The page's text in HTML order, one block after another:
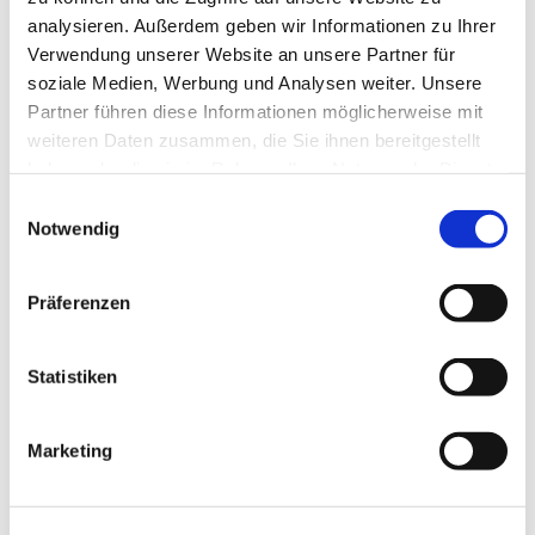
analysieren. Außerdem geben wir Informationen zu Ihrer
Verwendung unserer Website an unsere Partner für
soziale Medien, Werbung und Analysen weiter. Unsere
Partner führen diese Informationen möglicherweise mit
weiteren Daten zusammen, die Sie ihnen bereitgestellt
Notwendig
Präferenzen
Statistiken
Marketing
Leitung Kindertagesstätte St. Marien Volkmarsen